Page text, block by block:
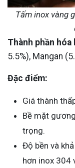
Tấm inox vàng
Thành phần hóa
5.5%), Mangan
Đặc điểm:
Giá thành
Bề mặt
trọng.
Độ bền và
hơn inox 304